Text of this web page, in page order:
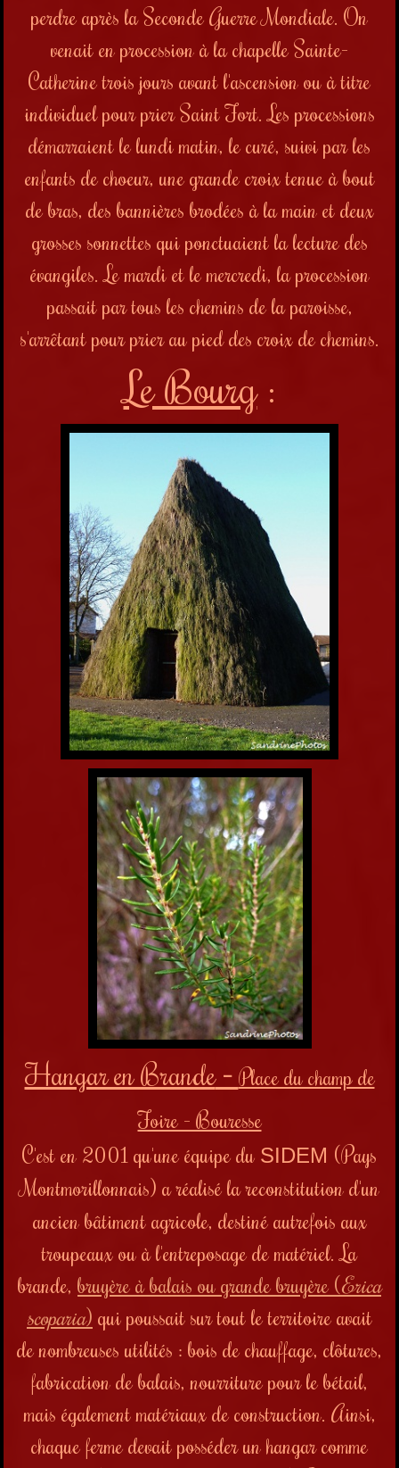
perdre après la Seconde Guerre Mondiale. On
venait en procession à la chapelle Sainte-
Catherine trois jours avant l'ascension ou à titre
individuel pour prier Saint Fort. Les processions
démarraient le lundi matin, le curé, suivi par les
enfants de choeur, une grande croix tenue à bout
de bras, des bannières brodées à la main et deux
grosses sonnettes qui ponctuaient la lecture des
évangiles. Le mardi et le mercredi, la procession
passait par tous les chemins de la paroisse,
s'arrêtant pour prier au pied des croix de chemins.
Le Bourg:
Hangar en Brande- Place du champ de
Foire - Bouresse
C'est en 2001 qu'une équipe du SIDEM (Pays
Montmorillonnais) a réalisé la reconstitution d'un
ancien bâtiment agricole, destiné autrefois aux
troupeaux ou à l'entreposage de matériel. La
brande, bruyère à balais ou grande bruyère (Erica
scoparia) qui poussait sur tout le territoire avait
de nombreuses utilités : bois de chauffage, clôtures,
fabrication de balais, nourriture pour le bétail,
mais également matériaux de construction. Ainsi,
chaque ferme devait posséder un hangar comme